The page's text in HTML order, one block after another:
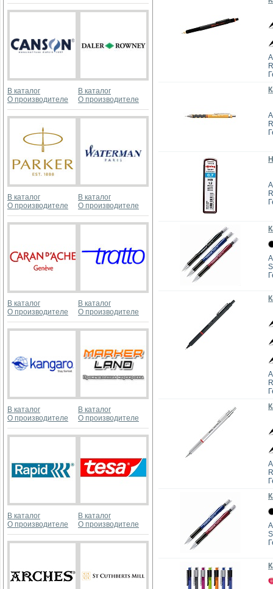
В каталог
О производителе
В каталог
О производителе
В каталог
О производителе
В каталог
О производителе
В каталог
О производителе
В каталог
О производителе
В каталог
О производителе
В каталог
О производителе
В каталог
О производителе
В каталог
О производителе